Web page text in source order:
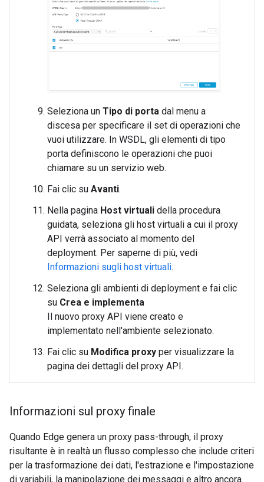
Seleziona un Tipo di porta dal menu a
discesa per specificare il set di operazioni che
vuoi utilizzare. In WSDL, gli elementi di tipo
porta definiscono le operazioni che puoi
chiamare su un servizio web.
Fai clic su Avanti.
Nella pagina Host virtuali della procedura
guidata, seleziona gli host virtuali a cui il proxy
API verrà associato al momento del
deployment. Per saperne di più, vedi
Informazioni sugli host virtuali.
Seleziona gli ambienti di deployment e fai clic
su Crea e implementa
Il nuovo proxy API viene creato e
implementato nell'ambiente selezionato.
Fai clic su Modifica proxy per visualizzare la
pagina dei dettagli del proxy API.
Informazioni sul proxy finale
Quando Edge genera un proxy pass-through, il proxy
risultante è in realtà un flusso complesso che include criteri
per la trasformazione dei dati, l'estrazione e l'impostazione
di variabili, la manipolazione dei messaggi e altro ancora.